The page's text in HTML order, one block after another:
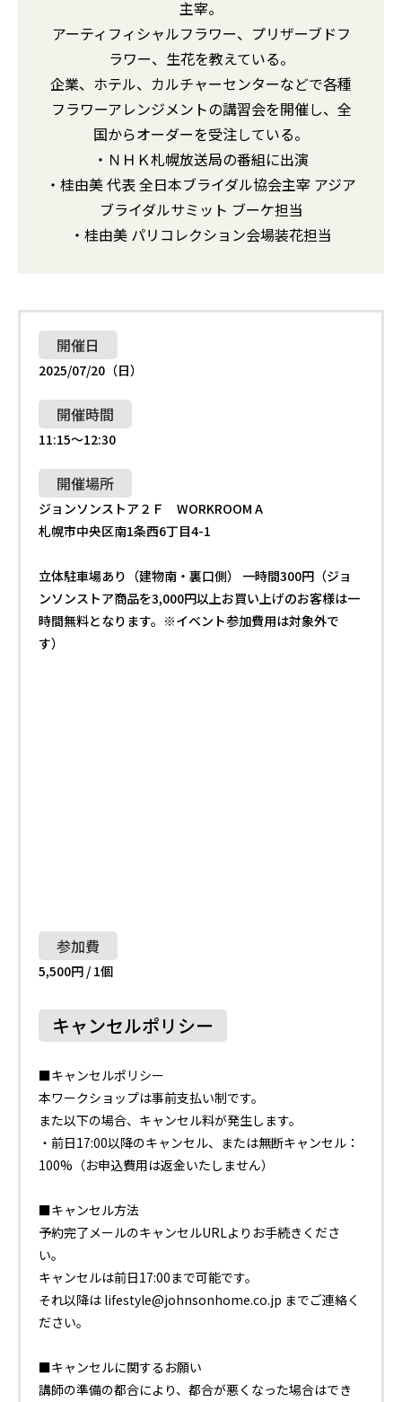
インテリア 飲食
社長挨拶
会社概要
サービス一覧
会社沿革
グループ会社
土地情報
採用情報
お問い合わせ
私たちの取り組み
主宰。
アーティフィシャルフラワー、プリザーブドフ
ラワー、生花を教えている。
企業、ホテル、カルチャーセンターなどで各種
フラワーアレンジメントの講習会を開催し、全
国からオーダーを受注している。
・ＮＨＫ札幌放送局の番組に出演
・桂由美 代表 全日本ブライダル協会主宰 アジア
ブライダルサミット ブーケ担当
・桂由美 パリコレクション会場装花担当
開催日
2025/07/20（日）
開催時間
11:15〜12:30
開催場所
ジョンソンストア２Ｆ WORKROOM A
札幌市中央区南1条西6丁目4-1
立体駐車場あり（建物南・裏口側） 一時間300円（ジョ
ンソンストア商品を3,000円以上お買い上げのお客様は一
時間無料となります。※イベント参加費用は対象外で
す）
参加費
5,500円 / 1個
キャンセルポリシー
■キャンセルポリシー
本ワークショップは事前支払い制です。
また以下の場合、キャンセル料が発生します。
・前日17:00以降のキャンセル、または無断キャンセル：
100%（お申込費用は返金いたしません）
■キャンセル方法
予約完了メールのキャンセルURLよりお手続きくださ
い。
キャンセルは前日17:00まで可能です。
それ以降は lifestyle@johnsonhome.co.jp までご連絡く
ださい。
■キャンセルに関するお願い
講師の準備の都合により、都合が悪くなった場合はでき